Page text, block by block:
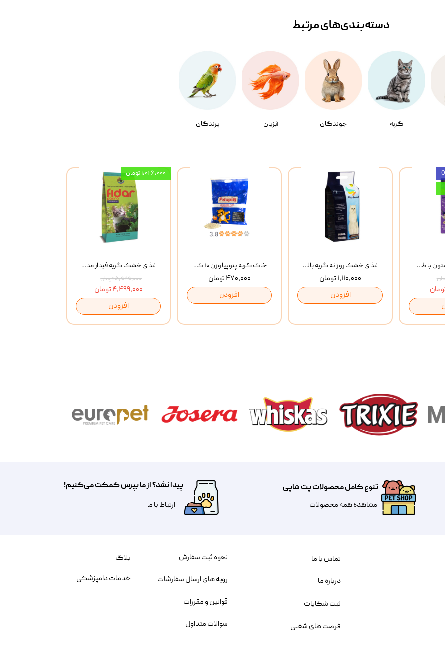
گربه جوندگان آبزیان پرندگان
دسته‌بندی‌‌های مرتبط
غذای خشک گربه فیدار مدل Adult وزن 10 کیلوگرم
۵,۵۲۵,۰۰۰ تومان
۴,۴۹۹,۰۰۰ تومان
افزودن
۱,۰۲۶,۰۰۰ تومان
خاک گربه پتوپیا وزن ۱۰ کیلوگرم
۴۷۰,۰۰۰ تومان
افزودن
غذای خشک روزانه گربه بالغ مفید MoFeed Adult Daily Cat Food وزن 2 کیلوگرم
۱,۱۱۰,۰۰۰ تومان
افزودن
بستنی گربه وینستون با طعم مرغ و ماهی Winstone Chicken & Fish بسته 8 عددی
تنوع کامل محصولات پت شاپی
مشاهده همه محصولات
پیدا نشد؟ از ما بپرس کمکت می‌کنیم!
​​​ارتباط با ما
نحوه ثبت سفارش
رویه های ارسال سفارشات
قوانین و مقررات
سوالات متداول
تماس با ما
درباره ما
ثبت شکایات
فرصت های شغلی
بلاگ
خدمات دامپزشکی